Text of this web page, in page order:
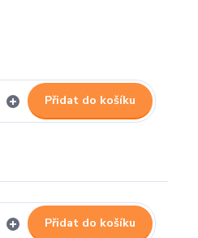
Přidat do košíku
Přidat do košíku